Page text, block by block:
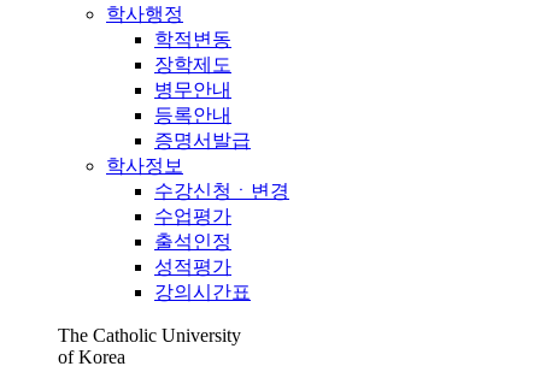
학사행정
학적변동
장학제도
병무안내
등록안내
증명서발급
학사정보
수강신청ㆍ변경
수업평가
출석인정
성적평가
강의시간표
The Catholic University
of Korea